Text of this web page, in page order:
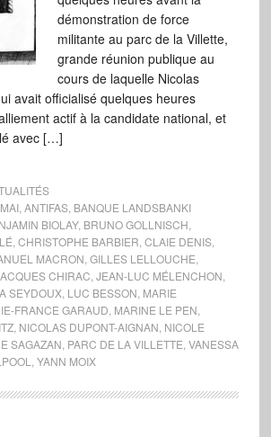
démonstration de force
militante au parc de la Villette,
grande réunion publique au
cours de laquelle Nicolas
avait officialisé quelques heures
actif à la candidate national, et
avec […]
, ANTIFAS, BANQUE LANDSBANKI
BIOLAY, BRUNO GOLLNISCH
CHRISTOPHE BARBIER CLAIE DENIS,
MACRON GILLES LELLOUCHE
CHIRAC JEAN-LUC MÉLENCHON
SEYDOUX, LUC BESSON MARIE
FRANCE GARAUD MARINE LE PEN
, NICOLAS DUPONT-AIGNAN NICOLE
SAGAZAN PARC DE LA VILLETTE VANESSA
YANN MOIX